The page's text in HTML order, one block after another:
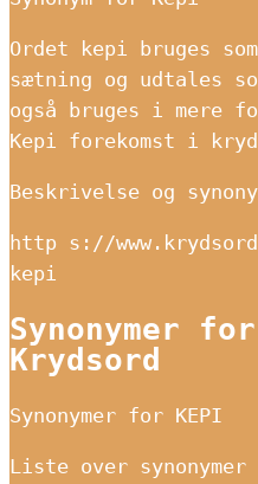
Ordet kepi bruges
sætning og udtales
også bruges i mere
Kepi forekomst i
Beskrivelse og
http s://
kepi
Synonymer
Krydsord
Synonymer for KEPI
Liste over